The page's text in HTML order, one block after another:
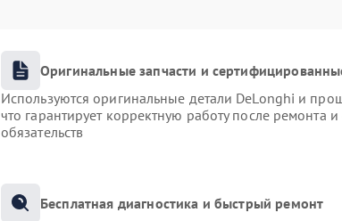
Оригинальные запчасти и
Используются оригинальные детали DeLonghi и
что гарантирует корректную работу после ремонта
обязательств
Бесплатная диагностика и быстрый ремонт